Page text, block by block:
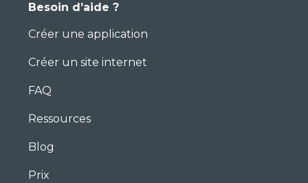
Besoin d’aide ?
Créer une application
Créer un site internet
FAQ
Ressources
Blog
Prix